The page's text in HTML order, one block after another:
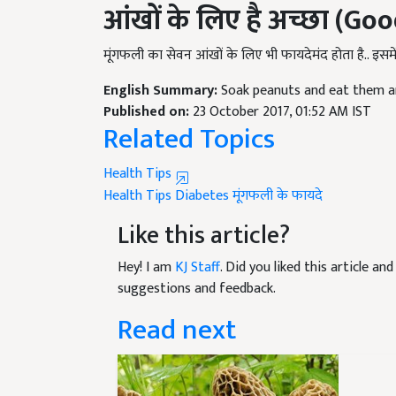
मूंगफली का सेवन आंखों के लिए भी फायदेमंद होता है.. इसमें
English Summary:
Published on:23 October 2017, 01:52 AM IST
Related Topics
Health Tips
Health Tips Diabetes
Like this article?
Hey! I amKJ Staff. Did you liked this article
suggestions and feedback.
Read next